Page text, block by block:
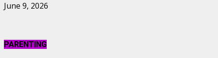
June 9, 2026
PARENTING